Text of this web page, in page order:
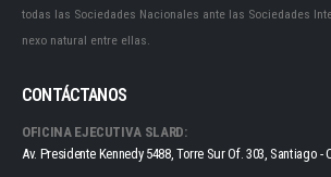
todas las Sociedades Nacionales ante las Sociedades
nexo natural entre ellas.
CONTÁCTANOS
OFICINA EJECUTIVA SLARD:
Av. Presidente Kennedy 5488, Torre Sur Of. 303, Santiago -